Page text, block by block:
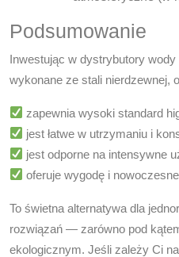
Podsumowanie
Inwestując w dystrybutory wody
wykonane ze stali nierdzewnej,
zapewnia wysoki standard
jest łatwe w utrzymaniu i
jest odporne na intensywne
oferuje wygodę i
To świetna alternatywa dla
rozwiązań — zarówno pod
ekologicznym. Jeśli zależy Ci